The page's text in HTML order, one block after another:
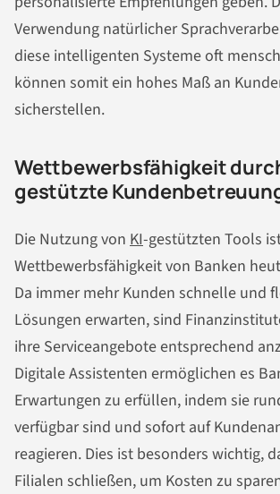
Verwendung natürlicher
diese intelligenten Systeme oft
können somit ein hohes Maß an
sicherstellen.
Wettbewerbsfähigkeit
gestützte
Die Nutzung von KI-gestützten Tools
Wettbewerbsfähigkeit von Banken
Da immer mehr Kunden schnelle und
Lösungen erwarten, sind
ihre Serviceangebote entsprechend
Digitale Assistenten ermöglichen es
Erwartungen zu erfüllen, indem sie
verfügbar sind und sofort auf
reagieren. Dies ist besonders wichtig,
Filialen schließen, um Kosten zu